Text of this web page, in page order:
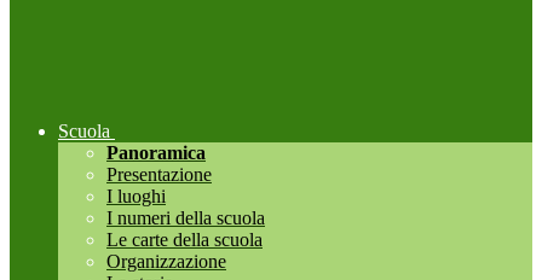
Scuola
Panoramica
Presentazione
I luoghi
I numeri della scuola
Le carte della scuola
Organizzazione